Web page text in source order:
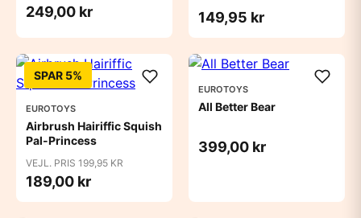
249,00 kr 149,95 kr
SPAR 5%
EUROTOYS
Airbrush Hairiffic Squish
Pal-Princess
VEJL. PRIS 199,95 KR
189,00 kr
EUROTOYS
All Better Bear
399,00 kr